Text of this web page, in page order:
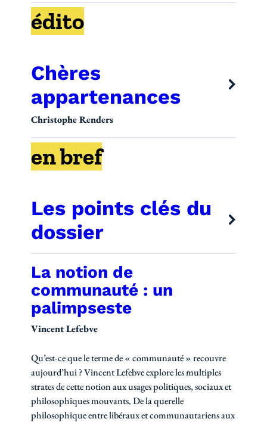
édito
Chères
appartenances
Christophe Renders
en bref
Les points clés du
dossier
Publications de la
La notion de
communauté : un
palimpseste
Vincent Lefebve
Qu’est-ce que le terme de « communauté » recouvre
aujourd’hui ? Vincent Lefebve explore les multiples
strates de cette notion aux usages politiques, sociaux et
philosophiques mouvants. De la querelle
philosophique entre libéraux et communautariens aux